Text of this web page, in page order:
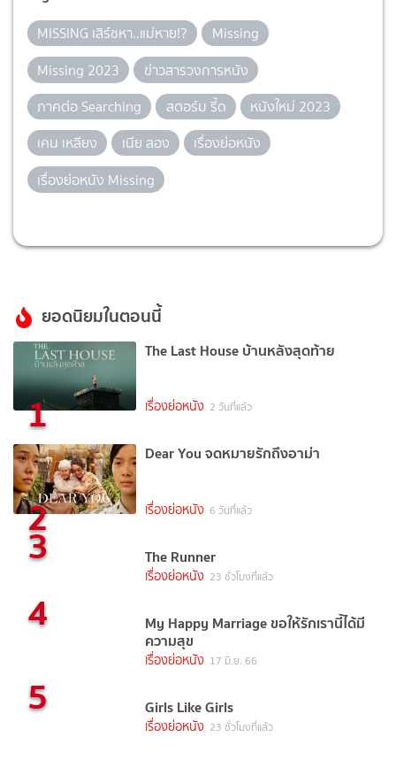
MISSING เสิร์ชหา..แม่หาย!?
Missing
Missing 2023
ข่าวสารวงการหนัง
ภาคต่อ Searching
สตอร์ม รี้ด
หนังใหม่ 2023
เคน เหลียง
เนีย ลอง
เรื่องย่อหนัง
เรื่องย่อหนัง Missing
ยอดนิยมในตอนนี้
1
The Last House บ้านหลังสุดท้าย
เรื่องย่อหนัง 2 วันที่แล้ว
2
Dear You จดหมายรักถึงอาม่า
เรื่องย่อหนัง 6 วันที่แล้ว
3 The Runner
เรื่องย่อหนัง 23 ชั่วโมงที่แล้ว
4 My Happy Marriage ขอให้รักเรานี้ได้มี
ความสุข
เรื่องย่อหนัง 17 มิ.ย. 66
5 Girls Like Girls
เรื่องย่อหนัง 23 ชั่วโมงที่แล้ว